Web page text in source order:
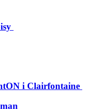
i Clairfontaine